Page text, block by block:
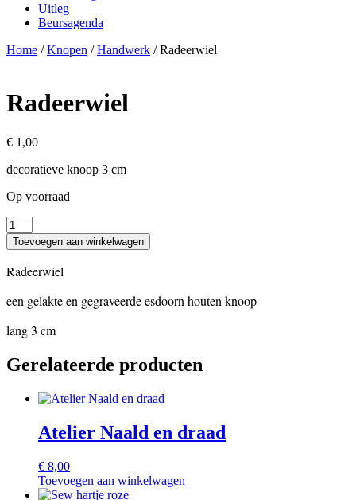
Uitleg
Beursagenda
Home /Knopen /Handwerk / Radeerwiel
Radeerwiel
€ 1,00
decoratieve knoop 3 cm
Op voorraad
Radeerwiel
aantal
Toevoegen aan winkelwagen
Radeerwiel
een gelakte en gegraveerde esdoorn houten knoop
lang 3 cm
Gerelateerde producten
Atelier Naald en draad
€ 8,00
Toevoegen aan winkelwagen